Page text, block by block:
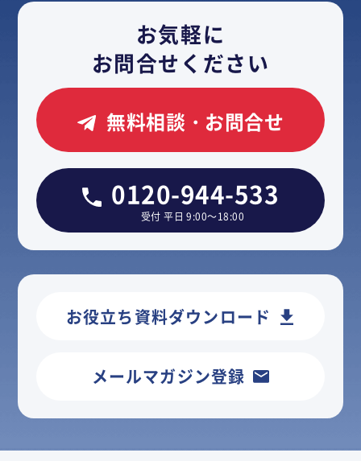
お気軽に
お問合せください
無料相談・お問合せ
0120-944-533
受付 平日 9:00～18:00
お役立ち資料ダウンロード
メールマガジン登録